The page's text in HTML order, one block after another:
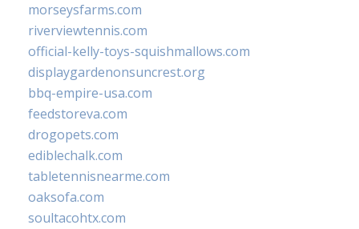
morseysfarms.com
riverviewtennis.com
official-kelly-toys-squishmallows.com
displaygardenonsuncrest.org
bbq-empire-usa.com
feedstoreva.com
drogopets.com
ediblechalk.com
tabletennisnearme.com
oaksofa.com
soultacohtx.com